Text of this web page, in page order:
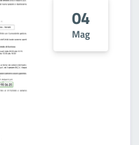
04
Mag